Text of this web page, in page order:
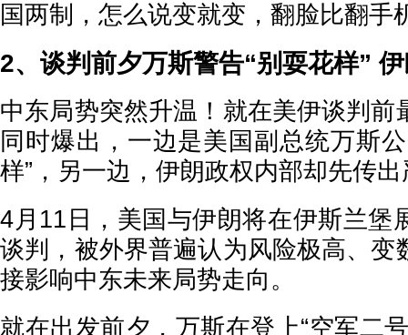
国两制，怎么说变就变，翻脸比翻手
2、谈判前夕万斯警告“别耍花样”
中东局势突然升温！就在美伊谈判前
同时爆出，一边是美国副总统万斯
样”，另一边，伊朗政权内部却先传
4月11日，美国与伊朗将在伊斯兰堡
谈判，被外界普遍认为风险极高、变
接影响中东未来局势走向。
就在出发前夕，万斯在登上“空军二